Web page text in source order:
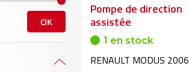
Pompe de direction
assistée
1 en stock
RENAULT MODUS 2006
OK